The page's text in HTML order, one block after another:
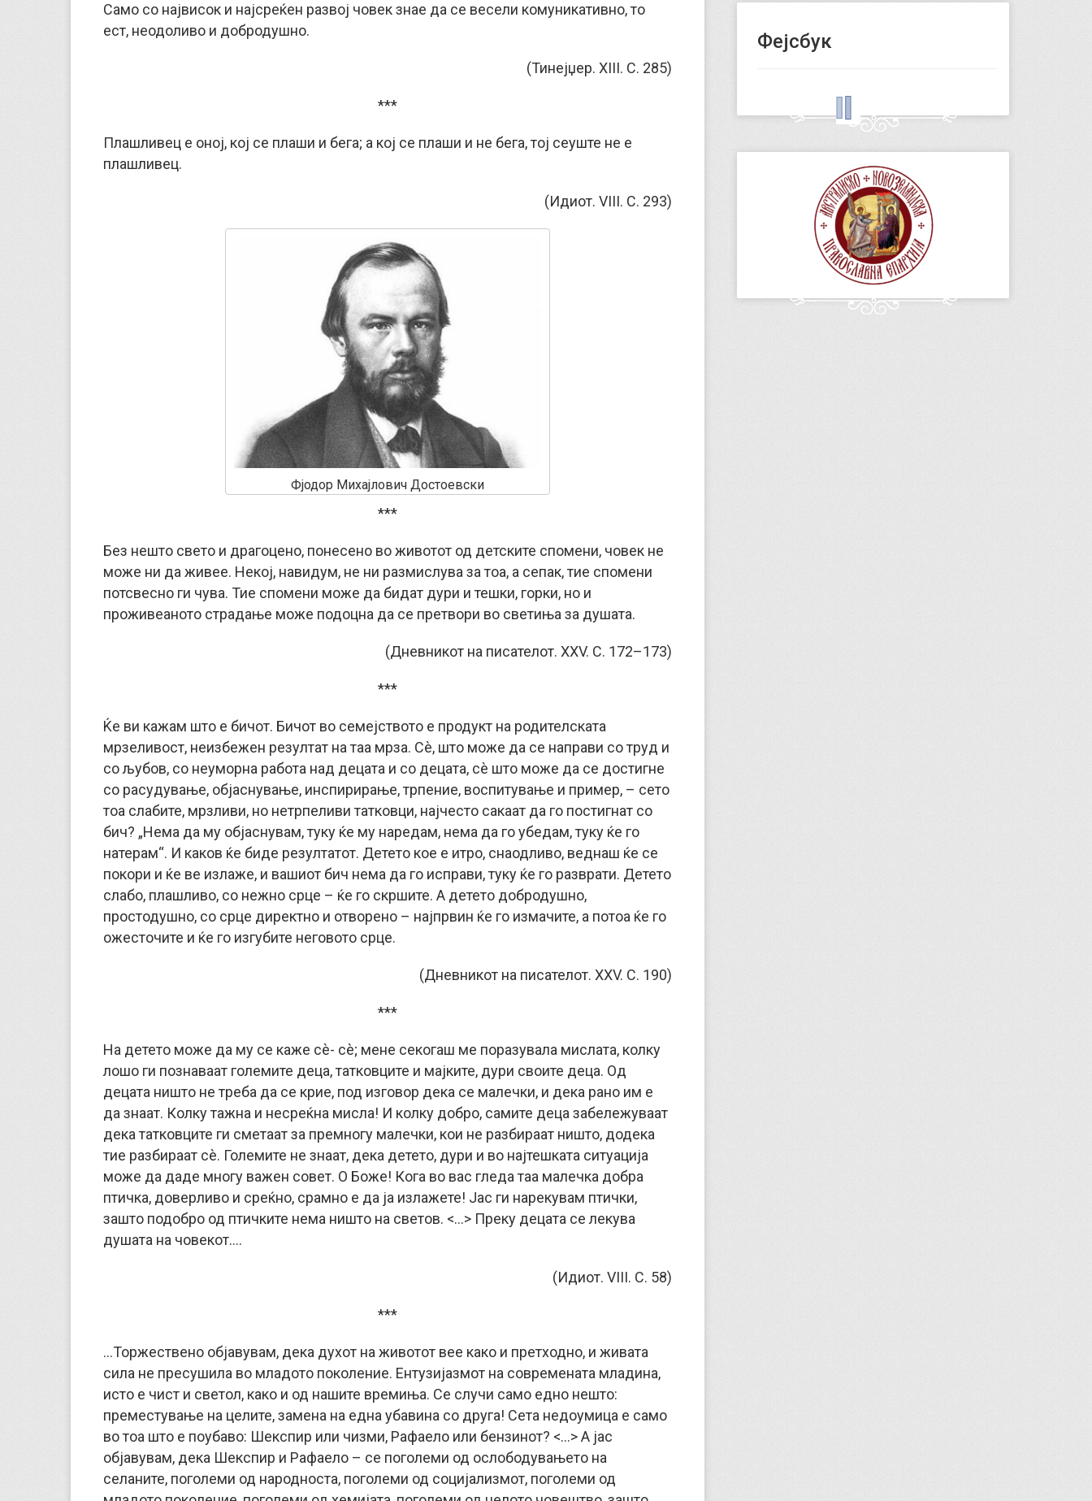
Само со највисок и најсреќен развој човек знае да се весели комуникативно, то
ест, неодоливо и добродушно.
(Тинејџер. XIII. С. 285)
***
Плашливец е оној, кој се плаши и бега; а кој се плаши и не бега, тој сеуште не е
плашливец.
(Идиот. VIII. С. 293)
Фјодор Михајлович Достоевски
***
Без нешто свето и драгоцено, понесено во животот од детските спомени, човек не
може ни да живее. Некој, навидум, не ни размислува за тоа, а сепак, тие спомени
потсвесно ги чува. Тие спомени може да бидат дури и тешки, горки, но и
проживеаното страдање може подоцна да се претвори во светиња за душата.
(Дневникот на писателот. XXV. С. 172–173)
***
Ќе ви кажам што е бичот. Бичот во семејството е продукт на родителската
мрзеливост, неизбежен резултат на таа мрза. Сè, што може да се направи со труд и
со љубов, со неуморна работа над децата и со децата, сè што може да се достигне
со расудување, објаснување, инспирирање, трпение, воспитување и пример, – сето
тоа слабите, мрзливи, но нетрпеливи татковци, најчесто сакаат да го постигнат со
бич? „Нема да му објаснувам, туку ќе му наредам, нема да го убедам, туку ќе го
натерам“. И каков ќе биде резултатот. Детето кое е итро, снаодливо, веднаш ќе се
покори и ќе ве излаже, и вашиот бич нема да го исправи, туку ќе го разврати. Детето
слабо, плашливо, со нежно срце – ќе го скршите. А детето добродушно,
простодушно, со срце директно и отворено – најпрвин ќе го измачите, а потоа ќе го
ожесточите и ќе го изгубите неговото срце.
(Дневникот на писателот. XXV. С. 190)
***
На детето може да му се каже сè- сè; мене секогаш ме поразувала мислата, колку
лошо ги познаваат големите деца, татковците и мајките, дури своите деца. Од
децата ништо не треба да се крие, под изговор дека се малечки, и дека рано им е
да знаат. Колку тажна и несреќна мисла! И колку добро, самите деца забележуваат
дека татковците ги сметаат за премногу малечки, кои не разбираат ништо, додека
тие разбираат сè. Големите не знаат, дека детето, дури и во најтешката ситуација
може да даде многу важен совет. О Боже! Кога во вас гледа таа малечка добра
птичка, доверливо и среќно, срамно е да ја излажете! Јас ги нарекувам птички,
зашто подобро од птичките нема ништо на светов. <…> Преку децата се лекува
душата на човекот….
(Идиот. VIII. С. 58)
***
…Торжествено објавувам, дека духот на животот вее како и претходно, и живата
сила не пресушила во младото поколение. Ентузијазмот на современата младина,
исто е чист и светол, како и од нашите времиња. Се случи само едно нешто:
преместување на целите, замена на една убавина со друга! Сета недоумица е само
во тоа што е поубаво: Шекспир или чизми, Рафаело или бензинот? <…> А јас
објавувам, дека Шекспир и Рафаело – се поголеми од ослободувањето на
селаните, поголеми од народноста, поголеми од социјализмот, поголеми од
Фејсбук